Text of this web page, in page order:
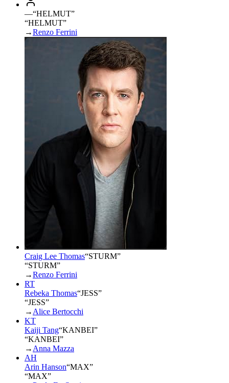
—“HELMUT”
“HELMUT”
→Renzo Ferrini
Craig Lee Thomas“STURM”
“STURM”
→Renzo Ferrini
RT
Rebeka Thomas“JESS”
“JESS”
→ Alice Bertocchi
KT
Kaiji Tang“KANBEI”
“KANBEI”
→ Anna Mazza
AH
Arin Hanson“MAX”
“MAX”